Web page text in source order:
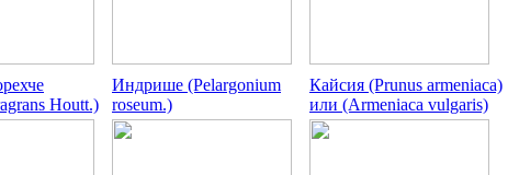
Houtt.)
Индрише (Pelargonium
roseum.)
Кайсия (Prunus armeniaca)
или (Armeniaca vulgaris)